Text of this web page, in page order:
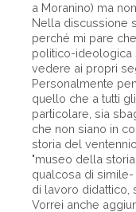
a Moranino) ma
Nella discussione
perché mi pare
politico-ideologica
vedere ai propri
Personalmente
quello che a tutti
particolare, sia
che non siano in
storia del
"museo della
qualcosa di
di lavoro didattico,
Vorrei anche